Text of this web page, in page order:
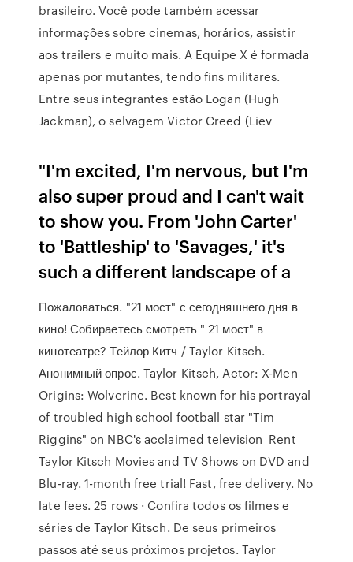
brasileiro. Você pode também acessar
informações sobre cinemas, horários, assistir
aos trailers e muito mais. A Equipe X é formada
apenas por mutantes, tendo fins militares.
Entre seus integrantes estão Logan (Hugh
Jackman), o selvagem Victor Creed (Liev
"I'm excited, I'm nervous, but I'm
also super proud and I can't wait
to show you. From 'John Carter'
to 'Battleship' to 'Savages,' it's
such a different landscape of a
Пожаловаться. "21 мост" с сегодняшнего дня в
кино! Собираетесь смотреть " 21 мост" в
кинотеатре? Тейлор Китч / Taylor Kitsch.
Анонимный опрос. Taylor Kitsch, Actor: X-Men
Origins: Wolverine. Best known for his portrayal
of troubled high school football star "Tim
Riggins" on NBC's acclaimed television Rent
Taylor Kitsch Movies and TV Shows on DVD and
Blu-ray. 1-month free trial! Fast, free delivery. No
late fees. 25 rows · Confira todos os filmes e
séries de Taylor Kitsch. De seus primeiros
passos até seus próximos projetos. Taylor